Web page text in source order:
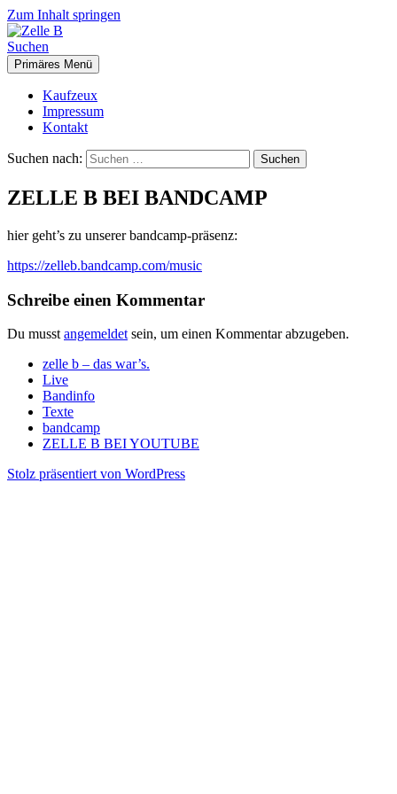
Zum Inhalt springen
Zelle B
Suchen
Primäres Menü
Kaufzeux
Impressum
Kontakt
Suchen nach:
ZELLE B BEI BANDCAMP
hier geht’s zu unserer bandcamp-präsenz:
https://zelleb.bandcamp.com/music
Schreibe einen Kommentar
Du musst angemeldet sein, um einen Kommentar abzugeben.
Punk Rock aus Bielefeld
zelle b – das war’s.
Live
Bandinfo
Texte
bandcamp
ZELLE B BEI YOUTUBE
Stolz präsentiert von WordPress